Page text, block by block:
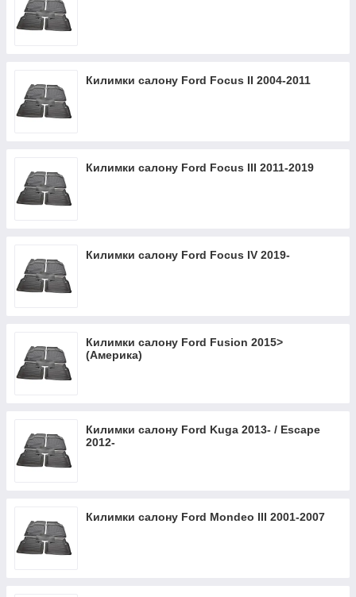
Килимки салону Ford Focus II 2004-2011
Килимки салону Ford Focus III 2011-2019
Килимки салону Ford Focus IV 2019-
Килимки салону Ford Fusion 2015>
(Америка)
Килимки салону Ford Kuga 2013- / Escape
2012-
Килимки салону Ford Mondeo III 2001-2007